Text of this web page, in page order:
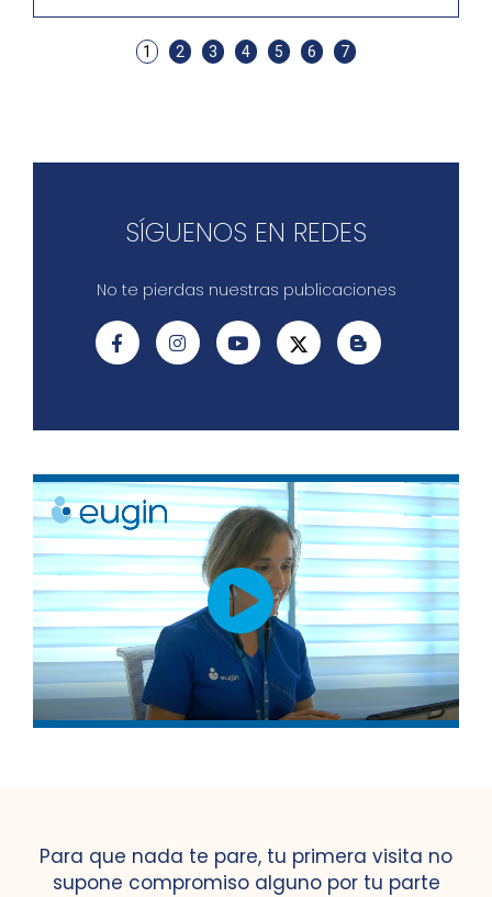
1 2 3 4 5 6 7
SÍGUENOS EN REDES
No te pierdas nuestras publicaciones
Para que nada te pare, tu primera visita no
supone compromiso alguno por tu parte